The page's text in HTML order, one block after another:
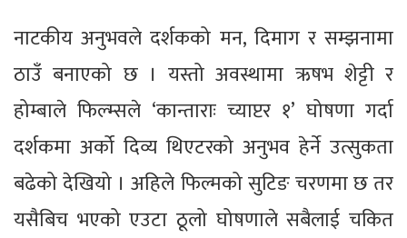
नाटकीय अनुभवले दर्शकको मन, दिमाग र सम्झनामा
ठाउँ बनाएको छ । यस्तो अवस्थामा ऋषभ शेट्टी र
होम्बाले फिल्म्सले ‘कान्ताराः च्याप्टर १’ घोषणा गर्दा
दर्शकमा अर्को दिव्य थिएटरको अनुभव हेर्ने उत्सुकता
बढेको देखियो । अहिले फिल्मको सुटिङ चरणमा छ तर
यसैबिच भएको एउटा ठूलो घोषणाले सबैलाई चकित